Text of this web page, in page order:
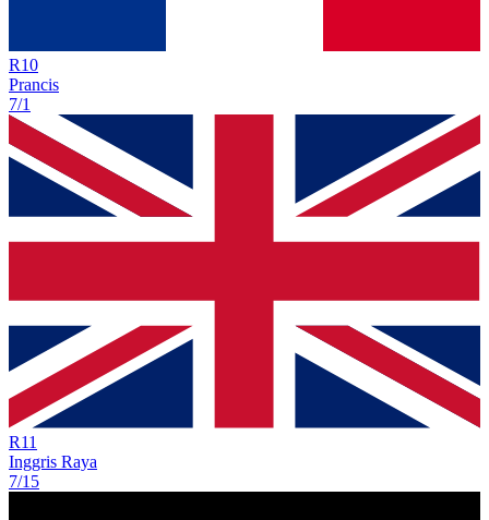
R10
Prancis
7/1
R11
Inggris Raya
7/15